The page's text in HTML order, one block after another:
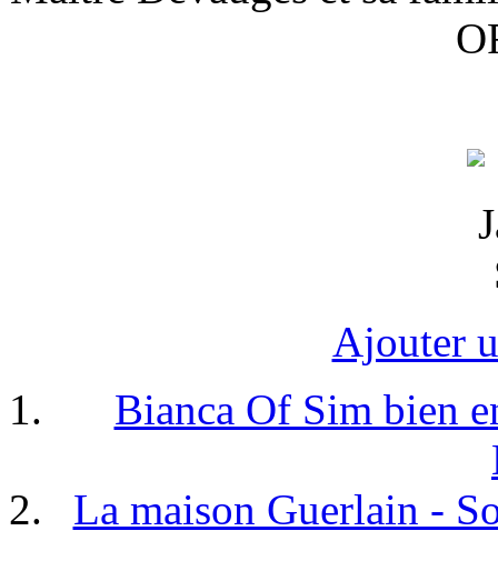
Ajouter
Bianca Of Sim bien
La maison Guerlain -